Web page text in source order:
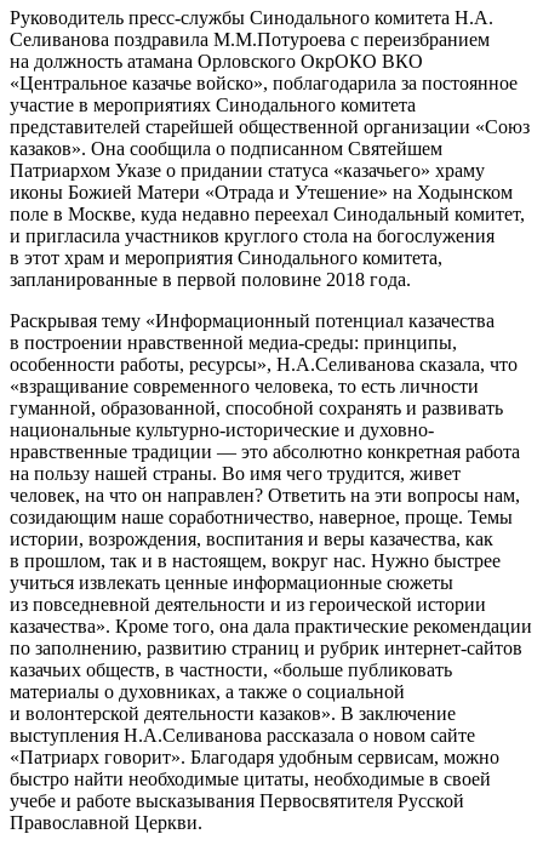
Руководитель пресс-службы Синодального комитета Н.А.
Селиванова поздравила М.М.Потуроева с переизбранием
на должность атамана Орловского ОкрОКО ВКО
«Центральное казачье войско», поблагодарила за постоянное
участие в мероприятиях Синодального комитета
представителей старейшей общественной организации «Союз
казаков». Она сообщила о подписанном Святейшем
Патриархом Указе о придании статуса «казачьего» храму
иконы Божией Матери «Отрада и Утешение» на Ходынском
поле в Москве, куда недавно переехал Синодальный комитет,
и пригласила участников круглого стола на богослужения
в этот храм и мероприятия Синодального комитета,
запланированные в первой половине 2018 года.
Раскрывая тему «Информационный потенциал казачества
в построении нравственной медиа-среды: принципы,
особенности работы, ресурсы», Н.А.Селиванова сказала, что
«взращивание современного человека, то есть личности
гуманной, образованной, способной сохранять и развивать
национальные культурно-исторические и духовно-
нравственные традиции — это абсолютно конкретная работа
на пользу нашей страны. Во имя чего трудится, живет
человек, на что он направлен? Ответить на эти вопросы нам,
созидающим наше соработничество, наверное, проще. Темы
истории, возрождения, воспитания и веры казачества, как
в прошлом, так и в настоящем, вокруг нас. Нужно быстрее
учиться извлекать ценные информационные сюжеты
из повседневной деятельности и из героической истории
казачества». Кроме того, она дала практические рекомендации
по заполнению, развитию страниц и рубрик интернет-сайтов
казачьих обществ, в частности, «больше публиковать
материалы о духовниках, а также о социальной
и волонтерской деятельности казаков». В заключение
выступления Н.А.Селиванова рассказала о новом сайте
«Патриарх говорит». Благодаря удобным сервисам, можно
быстро найти необходимые цитаты, необходимые в своей
учебе и работе высказывания Первосвятителя Русской
Православной Церкви.